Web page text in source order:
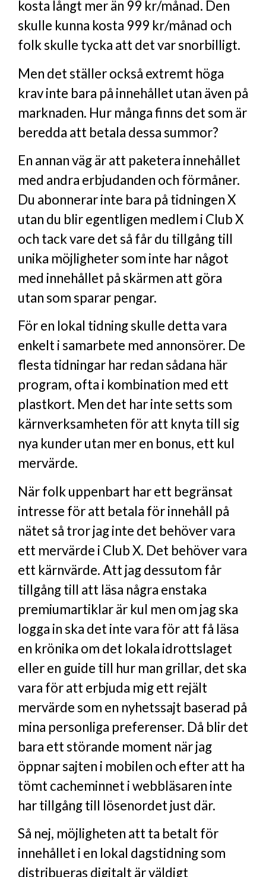
kosta långt mer än 99 kr/månad. Den
skulle kunna kosta 999 kr/månad och
folk skulle tycka att det var snorbilligt.
Men det ställer också extremt höga
krav inte bara på innehållet utan även på
marknaden. Hur många finns det som är
beredda att betala dessa summor?
En annan väg är att paketera innehållet
med andra erbjudanden och förmåner.
Du abonnerar inte bara på tidningen X
utan du blir egentligen medlem i Club X
och tack vare det så får du tillgång till
unika möjligheter som inte har något
med innehållet på skärmen att göra
utan som sparar pengar.
För en lokal tidning skulle detta vara
enkelt i samarbete med annonsörer. De
flesta tidningar har redan sådana här
program, ofta i kombination med ett
plastkort. Men det har inte setts som
kärnverksamheten för att knyta till sig
nya kunder utan mer en bonus, ett kul
mervärde.
När folk uppenbart har ett begränsat
intresse för att betala för innehåll på
nätet så tror jag inte det behöver vara
ett mervärde i Club X. Det behöver vara
ett kärnvärde. Att jag dessutom får
tillgång till att läsa några enstaka
premiumartiklar är kul men om jag ska
logga in ska det inte vara för att få läsa
en krönika om det lokala idrottslaget
eller en guide till hur man grillar, det ska
vara för att erbjuda mig ett rejält
mervärde som en nyhetssajt baserad på
mina personliga preferenser. Då blir det
bara ett störande moment när jag
öppnar sajten i mobilen och efter att ha
tömt cacheminnet i webbläsaren inte
har tillgång till lösenordet just där.
Så nej, möjligheten att ta betalt för
innehållet i en lokal dagstidning som
distribueras digitalt är väldigt